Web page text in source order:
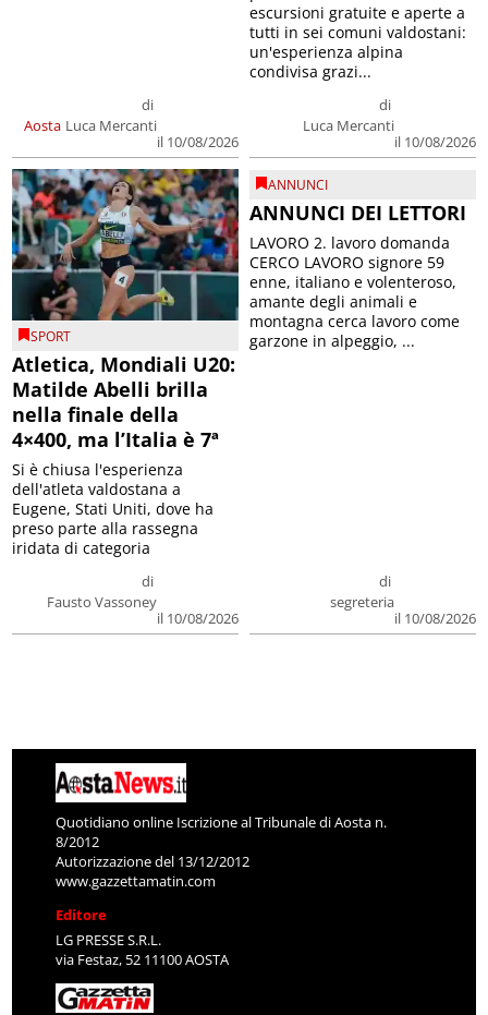
Aosta
di
Luca Mercanti
il 10/08/2026
di
Luca Mercanti
il 10/08/2026
escursioni gratuite e aperte a
tutti in sei comuni valdostani:
un'esperienza alpina
condivisa grazi...
SPORT
Atletica, Mondiali U20:
Matilde Abelli brilla
nella finale della
4×400, ma l’Italia è 7ª
di
Fausto Vassoney
il 10/08/2026
Si è chiusa l'esperienza
dell'atleta valdostana a
Eugene, Stati Uniti, dove ha
preso parte alla rassegna
iridata di categoria
ANNUNCI
ANNUNCI DEI LETTORI
di
segreteria
il 10/08/2026
LAVORO 2. lavoro domanda
CERCO LAVORO signore 59
enne, italiano e volenteroso,
amante degli animali e
montagna cerca lavoro come
garzone in alpeggio, ...
Quotidiano online Iscrizione al Tribunale di Aosta n.
8/2012
Autorizzazione del 13/12/2012
www.gazzettamatin.com
Editore
LG PRESSE S.R.L.
via Festaz, 52 11100 AOSTA